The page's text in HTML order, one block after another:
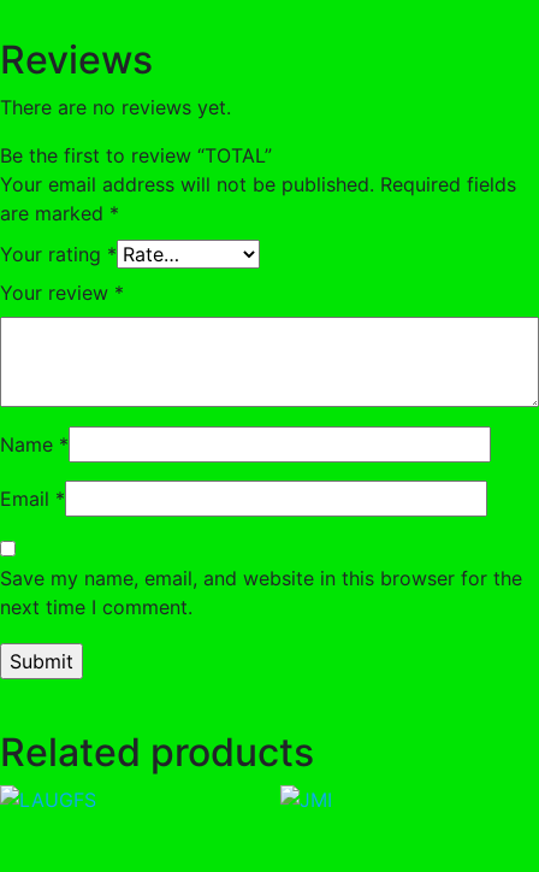
Reviews
There are no reviews yet.
Be the first to review “TOTAL”
Your email address will not be published. Required fields
are marked *
Your rating *
Your review *
Name *
Email *
Save my name, email, and website in this browser for the
next time I comment.
Related products